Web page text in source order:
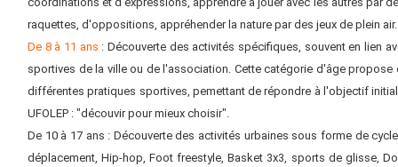
raquettes, d'oppositions, appréhender la nature par des jeux de plein air.
De 8 à 11 ans : Découverte des activités spécifiques, souvent en lien
sportives de la ville ou de l'association. Cette catégorie d'âge propose
différentes pratiques sportives, pemettant de répondre à l'objectif
UFOLEP : "découvir pour mieux choisir".
De 10 à 17 ans : Découverte des activités urbaines sous forme de
déplacement, Hip-hop, Foot freestyle, Basket 3x3, sports de glisse,